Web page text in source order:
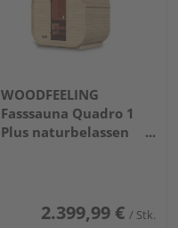
WOODFEELING
Fasssauna Quadro 1
Plus naturbelassen
2.399,99 € / Stk.